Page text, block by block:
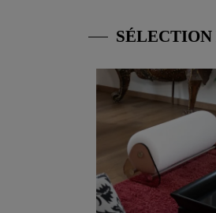
SÉLECTION